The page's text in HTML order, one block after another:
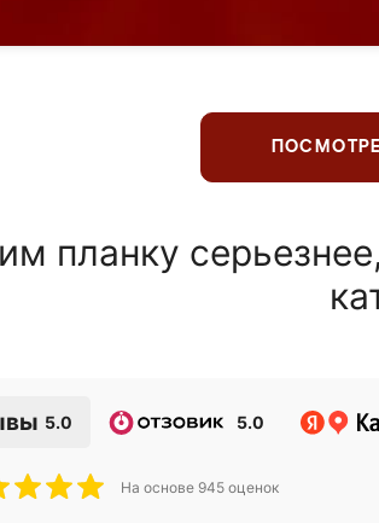
планку
5.0 5.0
На основе 945 оценок